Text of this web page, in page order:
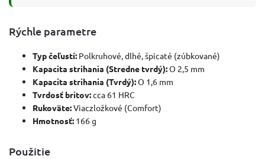
Rýchle parametre
Typ čeľustí: Polkruhové, dlhé, špicaté (zúbkované)
Kapacita strihania (Stredne tvrdý):O 2,5 mm
Kapacita strihania (Tvrdý):O 1,6 mm
Tvrdosť britov:cca 61 HRC
Rukoväte:Viaczložkové (Comfort)
Hmotnosť: 166 g
Použitie